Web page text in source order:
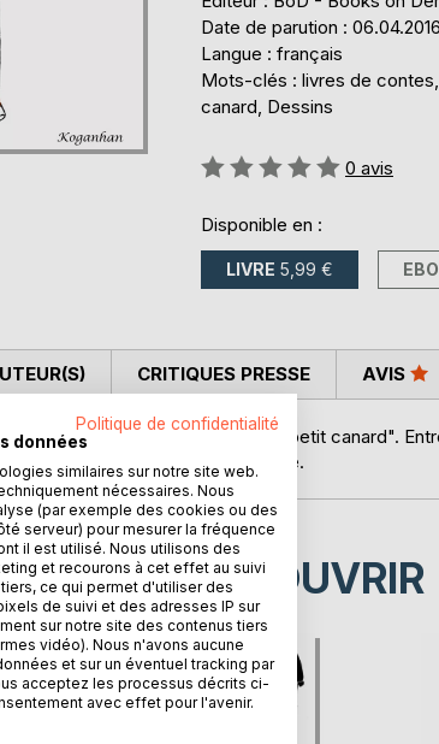
Date de parution : 06.04.2016
Langue : français
Mots-clés : livres de
canard, Dessins
Évaluation:
0 avis
Disponible en :
LIVRE 5,99 €
du conte traditionnel "Le vilain petit canard".
d’une héroïne qui leur ressemble.
CRITIQUES PRESSE AVIS
À DÉCOUVRIR
Politique de confidentialité
données
similaires sur notre site web.
nécessaires. Nous
(par exemple des cookies ou des
serveur) pour mesurer la fréquence
il est utilisé. Nous utilisons des
et recourons à cet effet au suivi
ce qui permet d'utiliser des
de suivi et des adresses IP sur
sur notre site des contenus tiers
vidéo). Nous n'avons aucune
et sur un éventuel tracking par
acceptez les processus décrits ci-
avec effet pour l'avenir.